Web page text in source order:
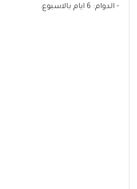
- الدوام: 6 ايام بالاسبوع.